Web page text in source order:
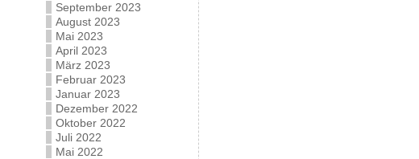
September 2023
August 2023
Mai 2023
April 2023
März 2023
Februar 2023
Januar 2023
Dezember 2022
Oktober 2022
Juli 2022
Mai 2022